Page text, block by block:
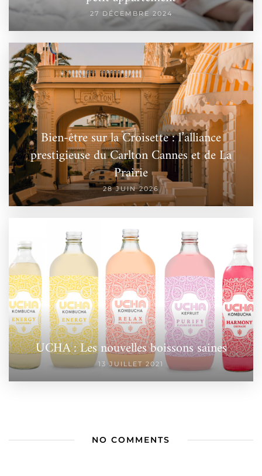
27 DÉCEMBRE 2024
Bien-être sur la Croisette : l’alliance
prestigieuse du Carlton Cannes et de La
Prairie
28 JUIN 2026
UCHA : Les nouvelles boissons saines
13 JUILLET 2021
NO COMMENTS